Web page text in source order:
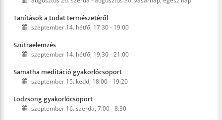
Tanítások a tudat természetéről
szeptember 14. hétfő, 17:30- 19:00
Szútraelemzés
szeptember 14. hétfő, 19:30-21:00
Samatha meditáció gyakorlócsoport
szeptember 15. kedd, 18:00- 19:20
Lodzsong gyakorlócsoport
szeptember 16. szerda, 7:00-8:30